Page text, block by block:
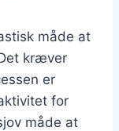
måde at
kræver
er
for
måde at